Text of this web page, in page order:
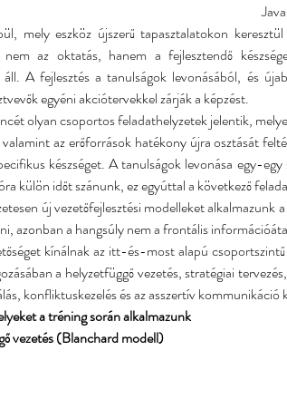
mely eszköz újszerű tapasztalatokon
nem az oktatás, hanem a fejlesztendő
áll. A fejlesztés a tanulságok levonásából, és
egyéni akciótervekkel zárják a képzést.
olyan csoportos feladathelyzetek jelentik,
az erőforrások hatékony újra osztását
készséget. A tanulságok levonása egy-
külön időt szánunk, ez egyúttal a következő
új vezetőfejlesztési modelleket alkalmazunk
azonban a hangsúly nem a frontális
kínálnak az itt-és-most alapú
a helyzetfüggő vezetés, stratégiai
konfliktuskezelés és az asszertív
a tréning során alkalmazunk
vezetés (Blanchard modell)